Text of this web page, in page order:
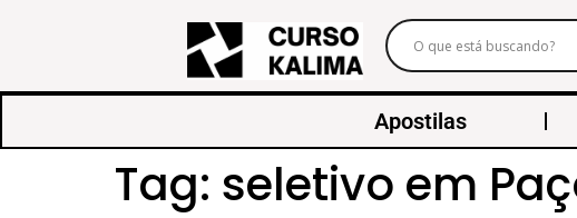
Apostilas
Tag: seletivo em